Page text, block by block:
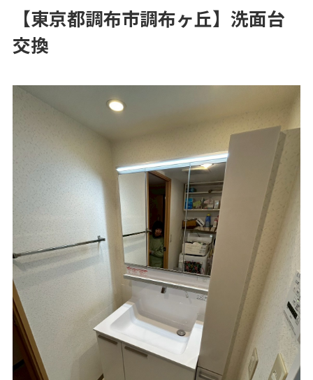
【東京都調布市調布ヶ丘】洗面台
交換